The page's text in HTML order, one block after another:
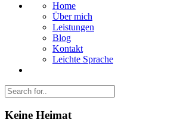
Home
Über mich
Leistungen
Blog
Kontakt
Leichte Sprache
Keine Heimat